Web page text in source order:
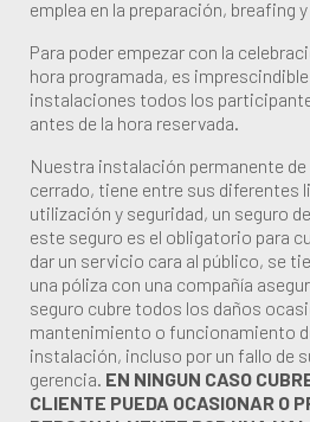
emplea en la preparación, breafing
Para poder empezar con la
hora programada, es
instalaciones todos los
antes de la hora reservada.
Nuestra instalación permanente
cerrado, tiene entre sus diferentes
utilización y seguridad, un seguro
este seguro es el obligatorio para
dar un servicio cara al público, se
una póliza con una compañía
seguro cubre todos los daños
mantenimiento o funcionamiento
instalación, incluso por un fallo de
gerencia. EN NINGUN CASO
CLIENTE PUEDA OCASIONAR O